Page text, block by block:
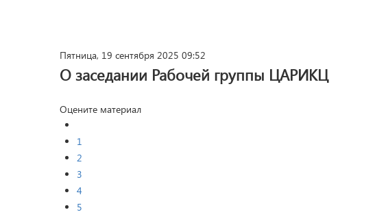
Пятница, 19 сентября 2025 09:52
О заседании Рабочей группы ЦАРИКЦ
Оцените материал
1
2
3
4
5